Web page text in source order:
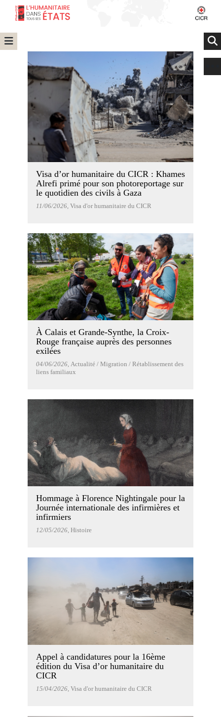
Visa d’or humanitaire du CICR : Khames
Alrefi primé pour son photoreportage sur
le quotidien des civils à Gaza
11/06/2026, Visa d'or humanitaire du CICR
À Calais et Grande-Synthe, la Croix-
Rouge française auprès des personnes
exilées
04/06/2026, Actualité / Migration / Rétablissement des
liens familiaux
Hommage à Florence Nightingale pour la
Journée internationale des infirmières et
infirmiers
12/05/2026, Histoire
Appel à candidatures pour la 16ème
édition du Visa d’or humanitaire du
CICR
15/04/2026, Visa d'or humanitaire du CICR